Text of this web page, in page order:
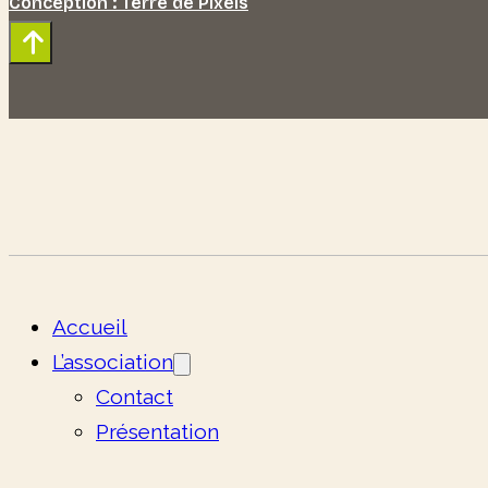
Accueil
L’association
Contact
Présentation